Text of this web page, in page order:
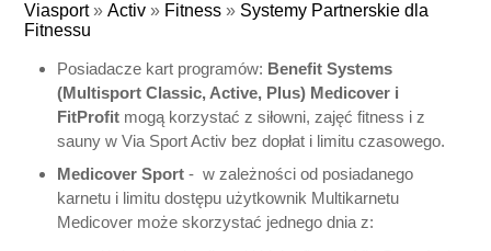
Viasport»Activ » Fitness » Systemy Partnerskie dla
Fitnessu
Posiadacze kart programów: Benefit Systems
(Multisport Classic, Active, Plus) Medicover i
FitProfit mogą korzystać z siłowni, zajęć fitness i z
sauny w Via Sport Activ bez dopłat i limitu czasowego.
Medicover Sport - w zależności od posiadanego
karnetu i limitu dostępu użytkownik Multikarnetu
Medicover może skorzystać jednego dnia z: